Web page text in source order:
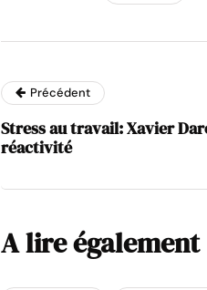
Précédent
Stress au travail: Xavier
réactivité
A lire également